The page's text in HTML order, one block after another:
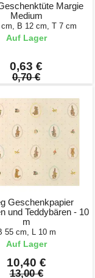
Margie
Medium
cm, B 12 cm, T 7 cm
Auf Lager
0,63 €
0,70 €
Geschenkpapier
und Teddybären - 10
m
55 cm, L 10 m
Auf Lager
10,40 €
13,00 €